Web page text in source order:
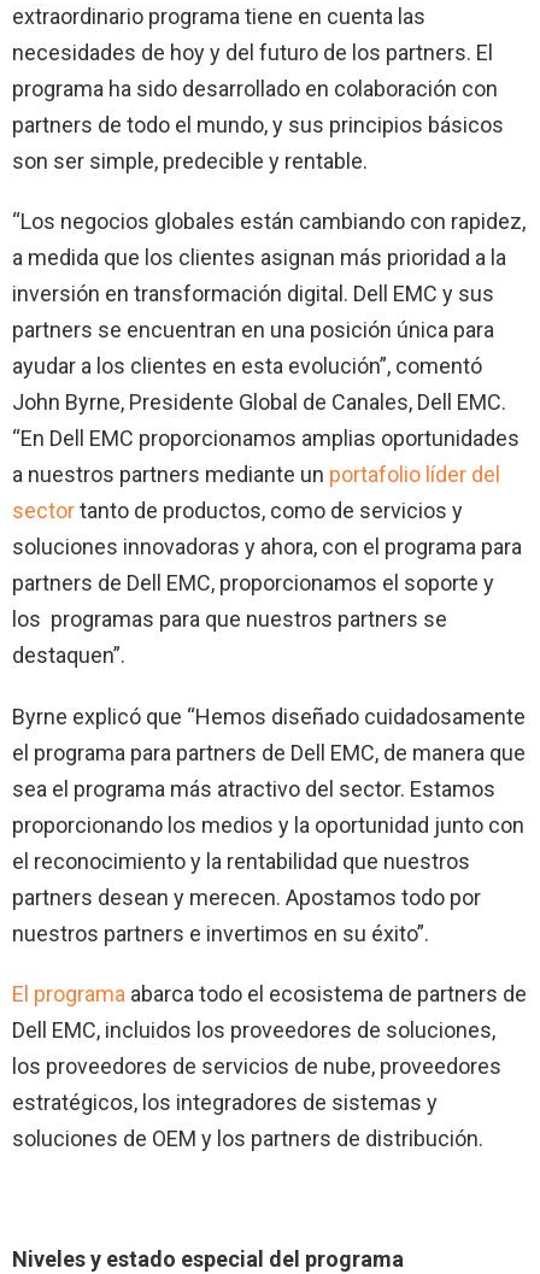
extraordinario programa tiene en cuenta las
necesidades de hoy y del futuro de los partners. El
programa ha sido desarrollado en colaboración con
partners de todo el mundo, y sus principios básicos
son ser simple, predecible y rentable.
“Los negocios globales están cambiando con rapidez,
a medida que los clientes asignan más prioridad a la
inversión en transformación digital. Dell EMC y sus
partners se encuentran en una posición única para
ayudar a los clientes en esta evolución”, comentó
John Byrne, Presidente Global de Canales, Dell EMC.
“En Dell EMC proporcionamos amplias oportunidades
a nuestros partners mediante un portafolio líder del
sectortanto de productos, como de servicios y
soluciones innovadoras y ahora, con el programa para
partners de Dell EMC, proporcionamos el soporte y
los programas para que nuestros partners se
destaquen”.
Byrne explicó que “Hemos diseñado cuidadosamente
el programa para partners de Dell EMC, de manera que
sea el programa más atractivo del sector. Estamos
proporcionando los medios y la oportunidad junto con
el reconocimiento y la rentabilidad que nuestros
partners desean y merecen. Apostamos todo por
nuestros partners e invertimos en su éxito”.
El programa abarca todo el ecosistema de partners de
Dell EMC, incluidos los proveedores de soluciones,
los proveedores de servicios de nube, proveedores
estratégicos, los integradores de sistemas y
soluciones de OEM y los partners de distribución.
Niveles y estado especial del programa